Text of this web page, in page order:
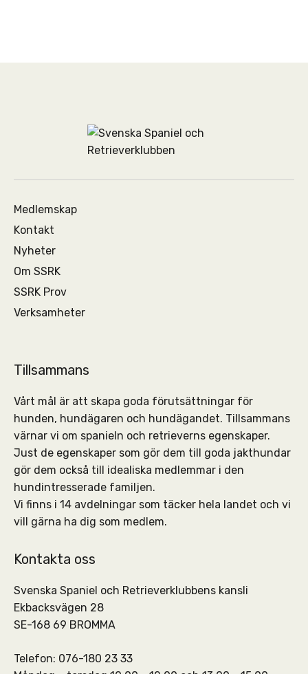
Medlemskap
Kontakt
Nyheter
Om SSRK
SSRK Prov
Verksamheter
Tillsammans
Vårt mål är att skapa goda förutsättningar för
hunden, hundägaren och hundägandet. Tillsammans
värnar vi om spanieln och retrieverns egenskaper.
Just de egenskaper som gör dem till goda jakthundar
gör dem också till idealiska medlemmar i den
hundintresserade familjen.
Vi finns i 14 avdelningar som täcker hela landet och vi
vill gärna ha dig som medlem.
Kontakta oss
Svenska Spaniel och Retrieverklubbens kansli
Ekbacksvägen 28
SE-168 69 BROMMA
Telefon: 076-180 23 33